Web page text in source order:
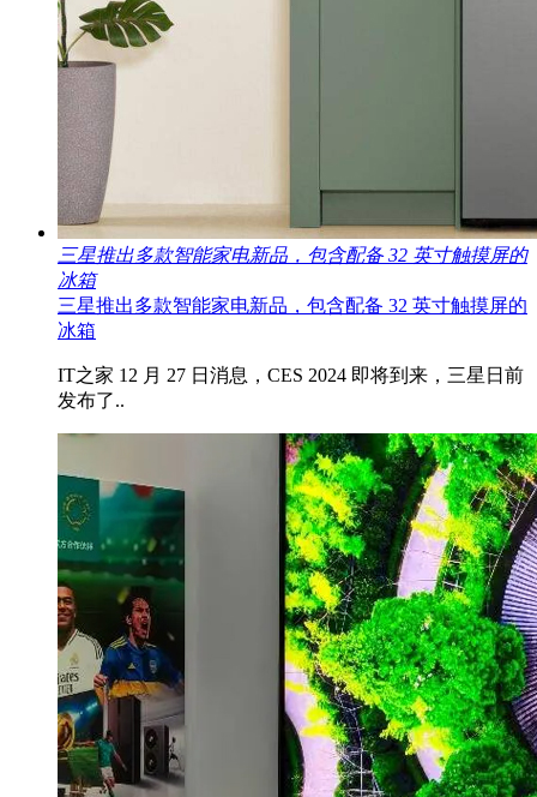
三星推出多款智能家电新品，包含配备 32 英寸触摸屏的
冰箱
三星推出多款智能家电新品，包含配备 32 英寸触摸屏的
冰箱
IT之家 12 月 27 日消息，CES 2024 即将到来，三星日前
发布了..